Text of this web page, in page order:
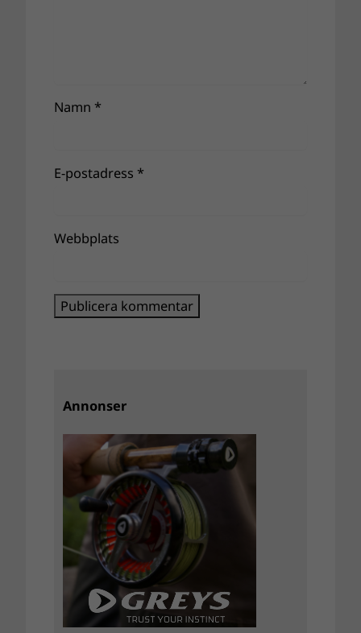
Namn *
E-postadress *
Webbplats
Annonser